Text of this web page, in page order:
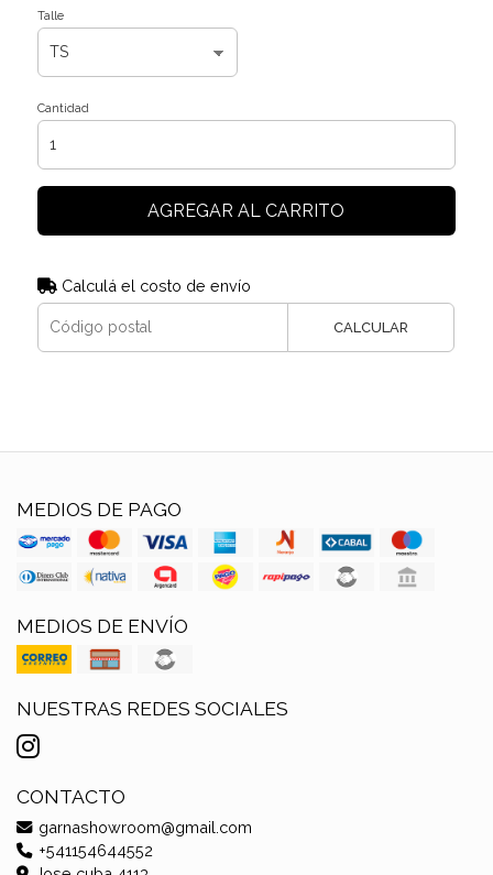
Talle
Cantidad
AGREGAR AL CARRITO
Calculá el costo de envío
CALCULAR
MEDIOS DE PAGO
MEDIOS DE ENVÍO
NUESTRAS REDES SOCIALES
CONTACTO
garnashowroom@gmail.com
+541154644552